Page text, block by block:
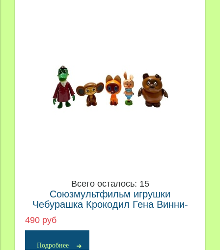
Всего осталось: 15
Союзмультфильм игрушки
Чебурашка Крокодил Гена Винни-
Пух Пяточок Котенок Гав
490 руб
Подробнее